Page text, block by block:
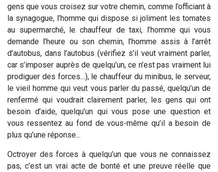
gens que vous croisez sur votre chemin, comme l’officiant à
la synagogue, l’homme qui dispose si joliment les tomates
au supermarché, le chauffeur de taxi, l’homme qui vous
demande l’heure ou son chemin, l’homme assis à l’arrêt
d’autobus, dans l’autobus (vérifiez s’il veut vraiment parler,
car s’imposer auprès de quelqu’un, ce n’est pas vraiment lui
prodiguer des forces…), le chauffeur du minibus, le serveur,
le vieil homme qui veut vous parler du passé, quelqu’un de
renfermé qui voudrait clairement parler, les gens qui ont
besoin d’aide, quelqu’un qui vous pose une question et
vous ressentez au fond de vous-même qu’il a besoin de
plus qu’une réponse...
Octroyer des forces à quelqu’un que vous ne connaissez
pas, c’est un vrai acte de bonté et une preuve réelle que